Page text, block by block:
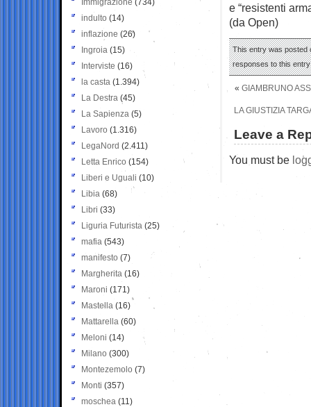
e “resistenti
(da Open)
This entry was posted
responses to this
« GIAMBRUNO
LA GIUSTIZIA
Leave a
You must be
Immigrazione (734)
indulto (14)
inflazione (26)
Ingroia (15)
Interviste (16)
la casta (1.394)
La Destra (45)
La Sapienza (5)
Lavoro (1.316)
LegaNord (2.411)
Letta Enrico (154)
Liberi e Uguali (10)
Libia (68)
Libri (33)
Liguria Futurista (25)
mafia (543)
manifesto (7)
Margherita (16)
Maroni (171)
Mastella (16)
Mattarella (60)
Meloni (14)
Milano (300)
Montezemolo (7)
Monti (357)
moschea (11)